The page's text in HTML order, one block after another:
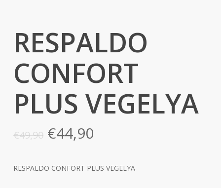
RESPALDO
CONFORT
PLUS VEGELYA
€49,90 El
precio
original
era:
€44,90El
actual
es:
RESPALDO CONFORT PLUS VEGELYA